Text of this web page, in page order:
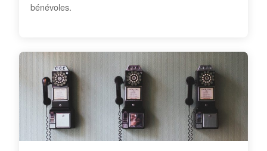
bénévoles.